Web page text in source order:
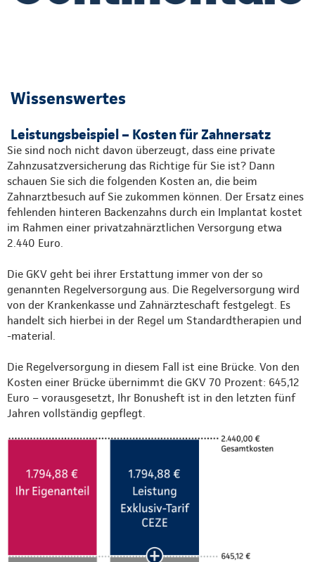
Wissenswertes
Leistungsbeispiel – Kosten für Zahnersatz
Sie sind noch nicht davon überzeugt, dass eine private
Zahnzusatzversicherung das Richtige für Sie ist? Dann
schauen Sie sich die folgenden Kosten an, die beim
Zahnarztbesuch auf Sie zukommen können. Der Ersatz eines
fehlenden hinteren Backenzahns durch ein Implantat kostet
im Rahmen einer privatzahnärztlichen Versorgung etwa
2.440 Euro.
Die GKV geht bei ihrer Erstattung immer von der so
genannten Regelversorgung aus. Die Regelversorgung wird
von der Krankenkasse und Zahnärzteschaft festgelegt. Es
handelt sich hierbei in der Regel um Standardtherapien und
-material.
Die Regelversorgung in diesem Fall ist eine Brücke. Von den
Kosten einer Brücke übernimmt die GKV 70 Prozent: 645,12
Euro – vorausgesetzt, Ihr Bonusheft ist in den letzten fünf
Jahren vollständig gepflegt.